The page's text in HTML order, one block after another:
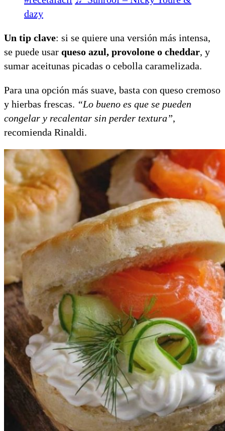
dazy
Un tip clave: si se quiere una versión más intensa,
se puede usar queso azul, provolone o cheddar, y
sumar aceitunas picadas o cebolla caramelizada.
Para una opción más suave, basta con queso cremoso
y hierbas frescas. “Lo bueno es que se pueden
congelar y recalentar sin perder textura”,
recomienda Rinaldi.